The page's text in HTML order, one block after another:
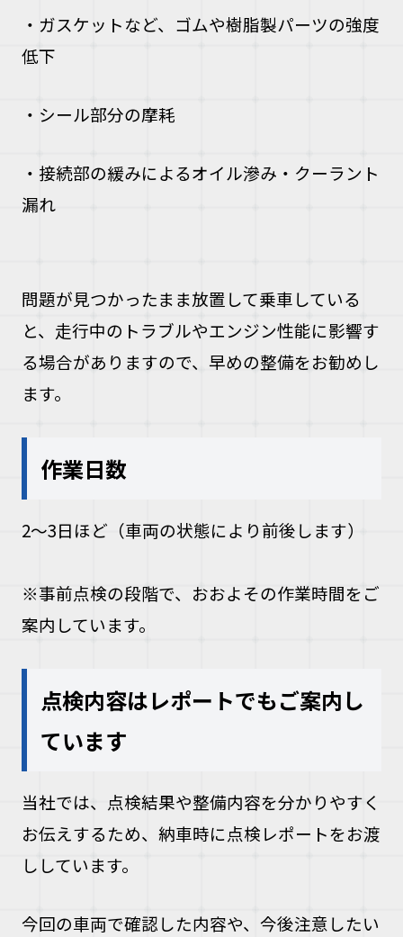
・ガスケットなど、ゴムや樹脂製パーツの強度
低下
・シール部分の摩耗
・接続部の緩みによるオイル滲み・クーラント
漏れ
問題が見つかったまま放置して乗車している
と、走行中のトラブルやエンジン性能に影響す
る場合がありますので、早めの整備をお勧めし
ます。
作業日数
2〜3日ほど（車両の状態により前後します）
※事前点検の段階で、おおよその作業時間をご
案内しています。
点検内容はレポートでもご案内し
ています
当社では、点検結果や整備内容を分かりやすく
お伝えするため、納車時に点検レポートをお渡
ししています。
今回の車両で確認した内容や、今後注意したい